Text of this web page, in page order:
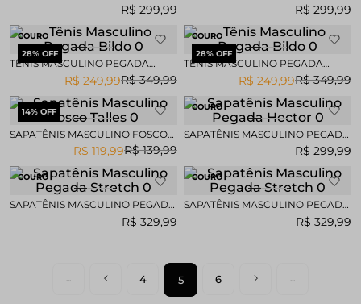
R$ 299,99 R$ 299,99
COURO
28% OFF
TÊNIS MASCULINO PEGADA
R$ 349,99
R$ 249,99
COURO
28% OFF
TÊNIS MASCULINO PEGADA
R$ 349,99
R$ 249,99
14% OFF
SAPATÊNIS MASCULINO FOSCO
R$ 139,99
R$ 119,99
COURO
SAPATÊNIS MASCULINO PEGADA
R$ 299,99
COURO
SAPATÊNIS MASCULINO PEGADA
R$ 329,99
COURO
SAPATÊNIS MASCULINO PEGADA
R$ 329,99
4 5 6